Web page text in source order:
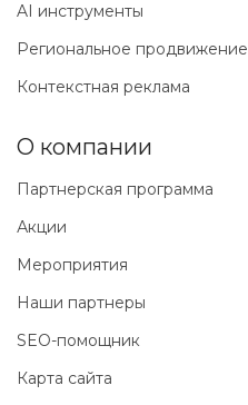
AI инструменты
Региональное продвижение
Контекстная реклама
О компании
Партнерская программа
Акции
Мероприятия
Наши партнеры
SEO-помощник
Карта сайта